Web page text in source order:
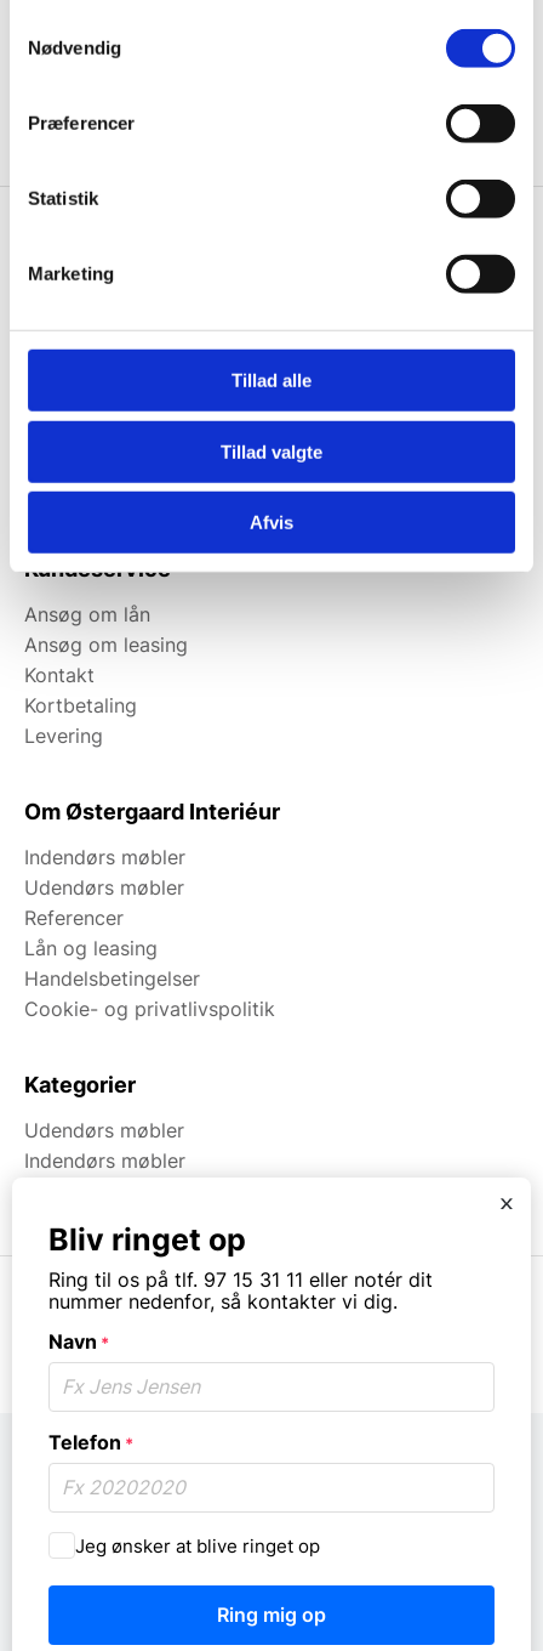
Nødvendig
Præferencer
Statistik
Marketing
Tillad alle
Tillad valgte
Afvis
Kontakt kundeservice 97 15 31 11
7430 Ikast
Åbningstider
Mandag til torsdag fra 08:00 – 15:30.
Fredag fra 08.00 – 13.00.
Kundeservice
Ansøg om lån
Ansøg om leasing
Kontakt
Kortbetaling
Levering
Om Østergaard Interiéur
Indendørs møbler
Udendørs møbler
Referencer
Lån og leasing
Handelsbetingelser
Cookie- og privatlivspolitik
Kategorier
Udendørs møbler
Indendørs møbler
x
Bliv ringet op
Ring til os på tlf. 97 15 31 11 eller notér dit
nummer nedenfor, så kontakter vi dig.
Navn *
Telefon *
Må
vi
ringe
Jeg ønsker at blive ringet op